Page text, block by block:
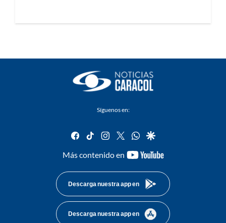
Síguenos en:
facebook
tiktok instagram
twitterwhatsapp
google
Más contenido en
youtube-
Descarga nuestra app en
Descarga nuestra app en